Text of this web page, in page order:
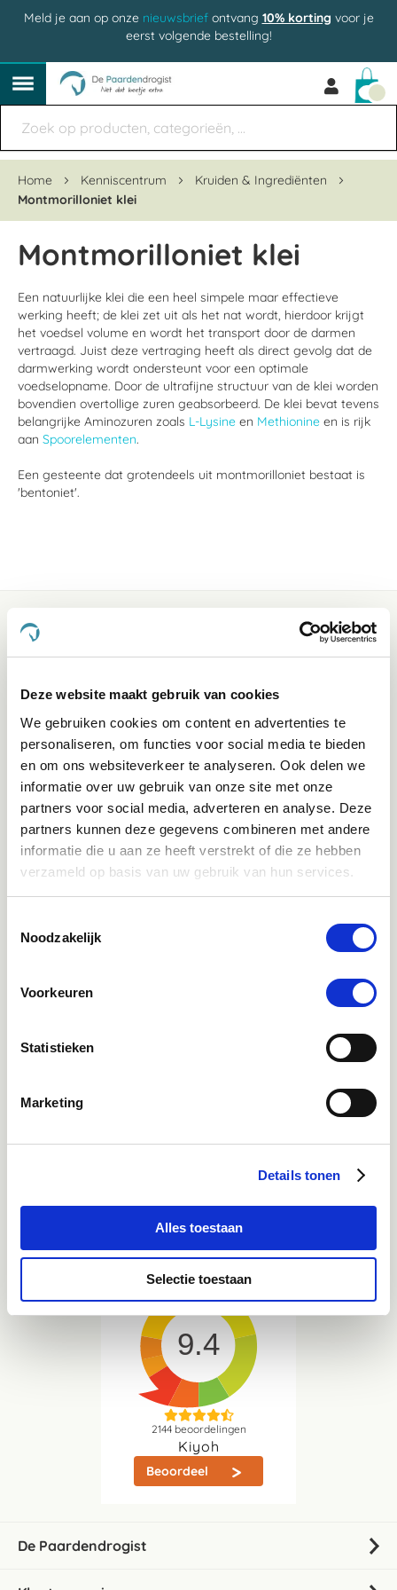
Deze website maakt gebruik van cookies
We gebruiken cookies om content en advertenties te
personaliseren, om functies voor social media te bieden
en om ons websiteverkeer te analyseren. Ook delen we
informatie over uw gebruik van onze site met onze
partners voor social media, adverteren en analyse. Deze
partners kunnen deze gegevens combineren met andere
informatie die u aan ze heeft verstrekt of die ze hebben
verzameld op basis van uw gebruik van hun services.
Noodzakelijk
Voorkeuren
Statistieken
Marketing
Details tonen
Alles toestaan
Selectie toestaan
Meld je aan op onze nieuwsbriefontvang 10% korting voor je
eerst volgende bestelling!
Home Kenniscentrum
Kruiden & Ingrediënten
Montmorilloniet klei
Montmorilloniet klei
Een natuurlijke klei die een heel simpele maar effectieve
werking heeft; de klei zet uit als het nat wordt, hierdoor krijgt
het voedsel volume en wordt het transport door de darmen
vertraagd. Juist deze vertraging heeft als direct gevolg dat de
darmwerking wordt ondersteunt voor een optimale
voedselopname. Door de ultrafijne structuur van de klei worden
bovendien overtollige zuren geabsorbeerd. De klei bevat tevens
belangrijke Aminozuren zoals L-Lysine en Methionine en is rijk
aan Spoorelementen.
Een gesteente dat grotendeels uit montmorilloniet bestaat is
'bentoniet'.
Klantenservice bereikbaarheid:
Ma - Vrij 8:30 - 17:30 uur
Direct advies
App: 06-21959869of bel: 050-409 69 96onze klantenservice
Bekijk Facebook
Inspiratie, informatie en bereikbaar voor vragen
Inspiratie & informatie
Mail
Whatsapp
9.4
2144beoordelingen
Kiyoh
Beoordeel
De Paardendrogist